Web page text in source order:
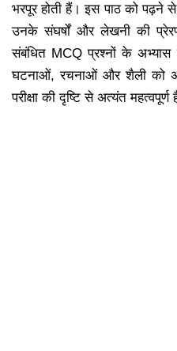
भरपूर होती हैं। इस पाठ को पढ़ने से
उनके संघर्षों और लेखनी की
संबंधित MCQ प्रश्नों के अभ्यास
घटनाओं, रचनाओं और शैली को
परीक्षा की दृष्टि से अत्यंत महत्वपूर्ण